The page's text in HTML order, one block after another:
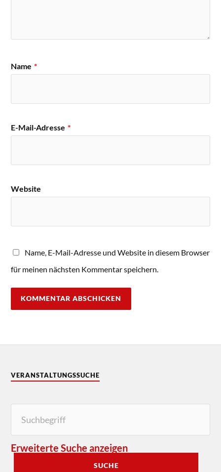
Name *
E-Mail-Adresse *
Website
Name, E-Mail-Adresse und Website in diesem Browser
für meinen nächsten Kommentar speichern.
VERANSTALTUNGSSUCHE
Erweiterte Suche anzeigen
SUCHE